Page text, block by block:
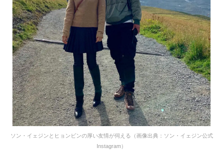
ソン・イェジンとヒョンビンの厚い友情が伺える（画像出典：ソン・イェジン公式
Instagram）